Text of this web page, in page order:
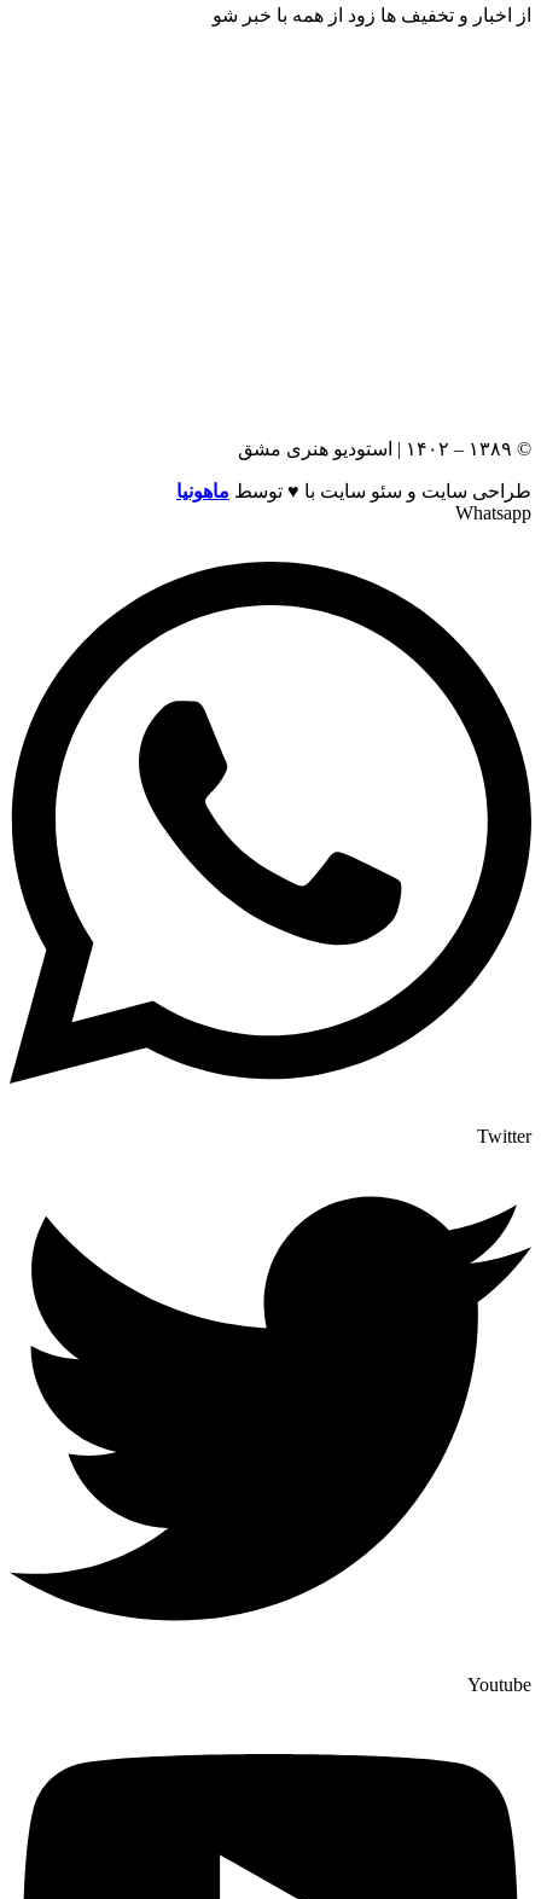
از اخبار و تخفیف ها زود از همه با خبر شو
© ۱۳۸۹ – ۱۴۰۲ | استودیو هنری مشق
طراحی سایت و سئو سایت با ♥️ ️توسط ماهونیا
Whatsapp
Twitter
Youtube